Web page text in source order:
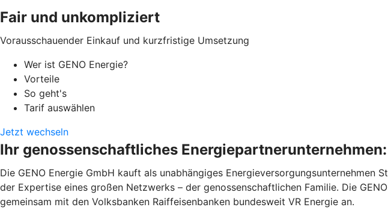
Fair und unkompliziert
Vorausschauender Einkauf und kurzfristige Umsetzung
Wer ist GENO Energie?
Vorteile
So geht's
Tarif auswählen
Jetzt wechseln
Ihr genossenschaftliches Energiepartnerunternehmen:
Die GENO Energie GmbH kauft als unabhängiges
der Expertise eines großen Netzwerks – der genossenschaftlichen Familie. Die
gemeinsam mit den Volksbanken Raiffeisenbanken bundesweit VR Energie an.